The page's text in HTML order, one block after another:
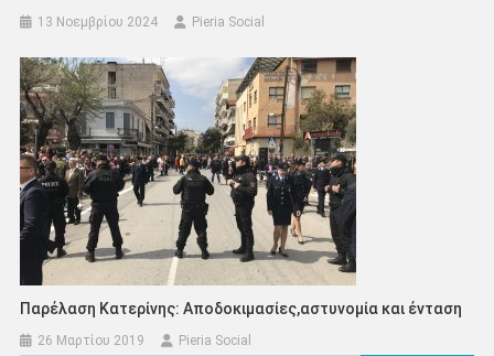
13 Νοεμβρίου 2024 Pieria Social
Παρέλαση Κατερίνης: Αποδοκιμασίες,αστυνομία και ένταση
26 Μαρτίου 2019 Pieria Social